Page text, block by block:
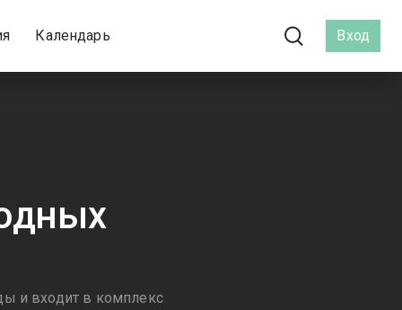
Календарь Вход
и входит в комплекс